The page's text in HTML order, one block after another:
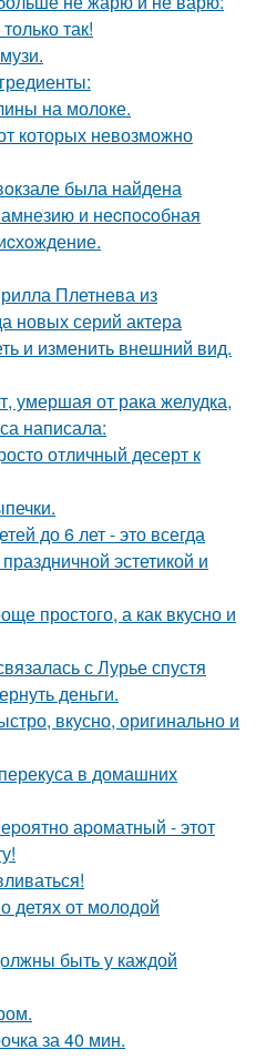
так!
на молоке.
которых невозможно
была найдена
и неcпocoбная
Плетнева из
новых серий актера
и изменить внешний вид.
умершая от рака желудка,
написала:
отличный десерт к
до 6 лет - это всегда
эстетикой и
простого, а как вкусно и
с Лурье спустя
деньги.
вкусно, оригинально и
в домашних
аpоматный - этот
детях от молодой
быть у каждой
за 40 мин.